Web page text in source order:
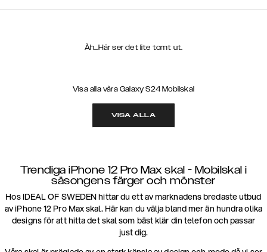
Åh...Här ser det lite tomt ut.
Visa alla våra Galaxy S24 Mobilskal
VISA ALLA
Trendiga iPhone 12 Pro Max skal - Mobilskal i
säsongens färger och mönster
Hos IDEAL OF SWEDEN hittar du ett av marknadens bredaste utbud
av iPhone 12 Pro Max skal. Här kan du välja bland mer än hundra olika
designs för att hitta det skal som bäst klär din telefon och passar
just dig.